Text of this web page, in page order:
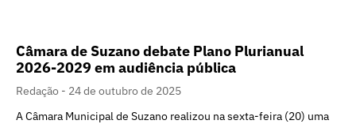
Câmara de Suzano debate Plano Plurianual
2026-2029 em audiência pública
Redação
24 de outubro de 2025
A Câmara Municipal de Suzano realizou na sexta-feira (20) uma